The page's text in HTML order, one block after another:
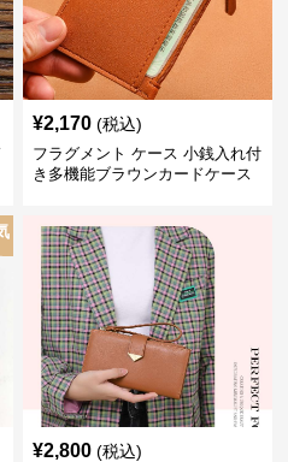
¥2,170 (税込)
フラグメント ケース 小銭入れ付
き多機能ブラウンカードケース
¥2,800 (税込)